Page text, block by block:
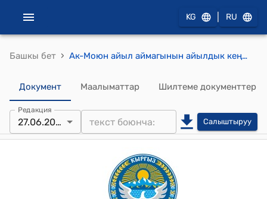
KG RU
Башкы бет › Ак-Моюн айыл аймагынын айылдык кеңешинин 2022-жылдын 27-июнундагы № 6/1 "Ак-Моюн айыл аймагын органикалык аймакка өткөрүү жөнүндө" токтому
Документ Маалыматтар Шилтеме документтер
Редакция
27.06.2022 Салыштыруу